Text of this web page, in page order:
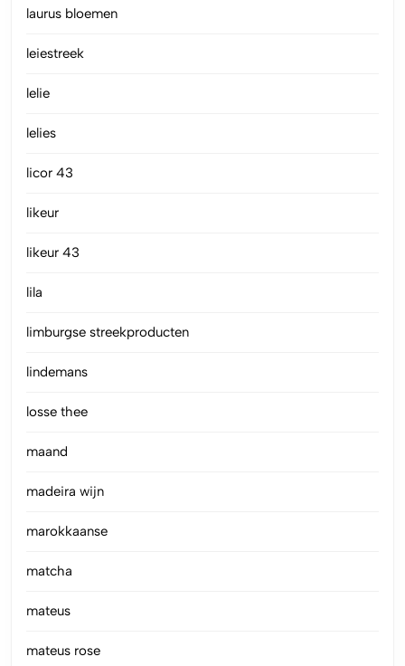
laurus bloemen
leiestreek
lelie
lelies
licor 43
likeur
likeur 43
lila
limburgse streekproducten
lindemans
losse thee
maand
madeira wijn
marokkaanse
matcha
mateus
mateus rose